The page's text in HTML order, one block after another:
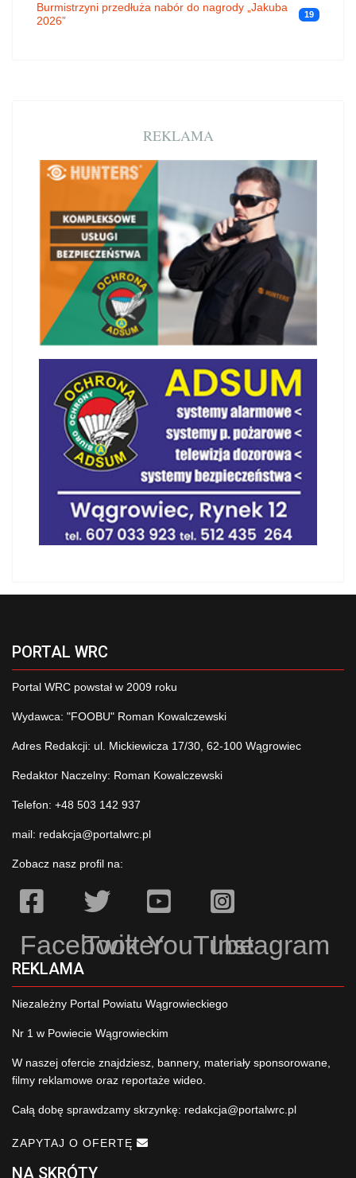
Burmistrzyni przedłuża nabór do nagrody „Jakuba
2026”
19
REKLAMA
PORTAL WRC
Portal WRC powstał w 2009 roku
Wydawca: "FOOBU" Roman Kowalczewski
Adres Redakcji: ul. Mickiewicza 17/30, 62-100 Wągrowiec
Redaktor Naczelny: Roman Kowalczewski
Telefon: +48 503 142 937
mail: redakcja@portalwrc.pl
Zobacz nasz profil na:
Facebook
TwitterYouTubeInstagram
REKLAMA
Niezależny Portal Powiatu Wągrowieckiego
Nr 1 w Powiecie Wągrowieckim
W naszej ofercie znajdziesz, bannery, materiały sponsorowane,
filmy reklamowe oraz reportaże wideo.
Całą dobę sprawdzamy skrzynkę: redakcja@portalwrc.pl
ZAPYTAJ O OFERTĘ
NA SKRÓTY